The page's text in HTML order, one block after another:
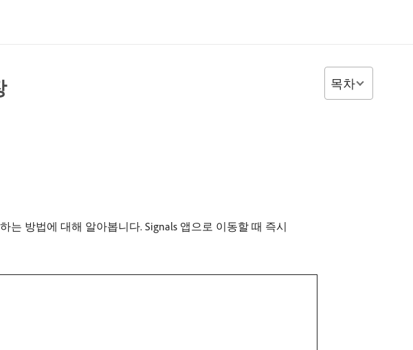
는 방법에 대해 알아봅니다. Signals 앱으로 이동할 때 즉시
목차